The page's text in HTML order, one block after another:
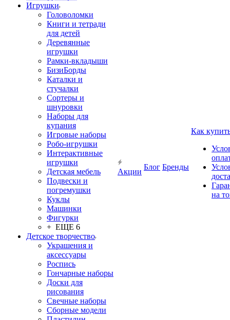
Игрушки
Головоломки
Книги и тетради
для детей
Деревянные
игрушки
Рамки-вкладыши
БизиБорды
Каталки и
стучалки
Сортеры и
шнуровки
Наборы для
купания
Игровые наборы
Робо-игрушки
Интерактивные
игрушки
Детская мебель
Подвески и
погремушки
Куклы
Машинки
Фигурки
+ ЕЩЕ 6
Детское творчество
Украшения и
аксессуары
Роспись
Гончарные наборы
Доски для
рисования
Свечные наборы
Сборные модели
Акции
Блог Бренды
Как
на